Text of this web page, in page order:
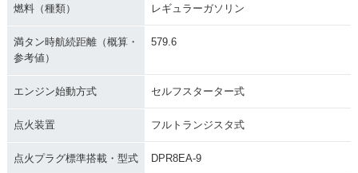
燃料（種類） レギュラーガソリン
満タン時航続距離（概算・
参考値）
579.6
エンジン始動方式 セルフスターター式
点火装置 フルトランジスタ式
点火プラグ標準搭載・型式 DPR8EA-9